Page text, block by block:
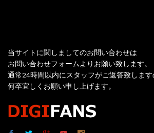
当サイトに関しましてのお問い合わせは
お問い合わせフォームよりお願い致します。
通常24時間以内にスタッフがご返答致します
何卒宜しくお願い申し上げます。